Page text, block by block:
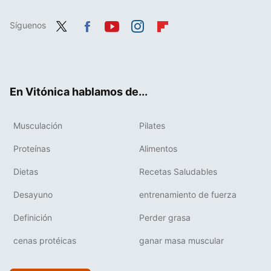
Síguenos
En Vitónica hablamos de...
Musculación Pilates
Proteínas Alimentos
Dietas Recetas Saludables
Desayuno entrenamiento de fuerza
Definición Perder grasa
cenas protéicas ganar masa muscular